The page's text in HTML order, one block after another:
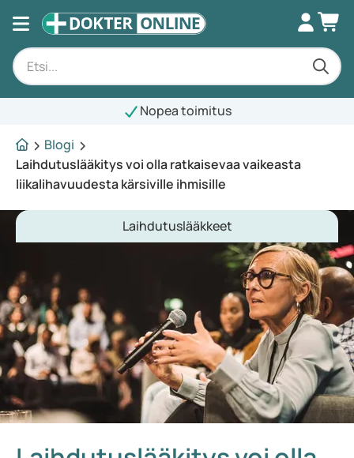
Nopea toimitus
Blogi
Laihdutuslääkitys voi olla ratkaisevaa vaikeasta
liikalihavuudesta kärsiville ihmisille
Laihdutuslääkkeet